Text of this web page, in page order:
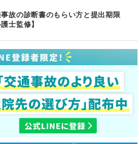
故の診断書のもらい方と提出期限
護士監修】